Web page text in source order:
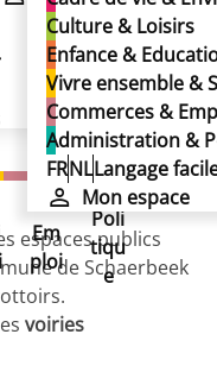
Culture & Loisirs
Enfance &
Vivre ensemble &
Commerces &
Administration &
FRNLLangage
Mon espace
Co
mm
erc
es
&
Em
ploi
Ad
min
istr
atio
n &
Poli
tiqu
e
& planification
espaces publics
de Schaerbeek
voiries